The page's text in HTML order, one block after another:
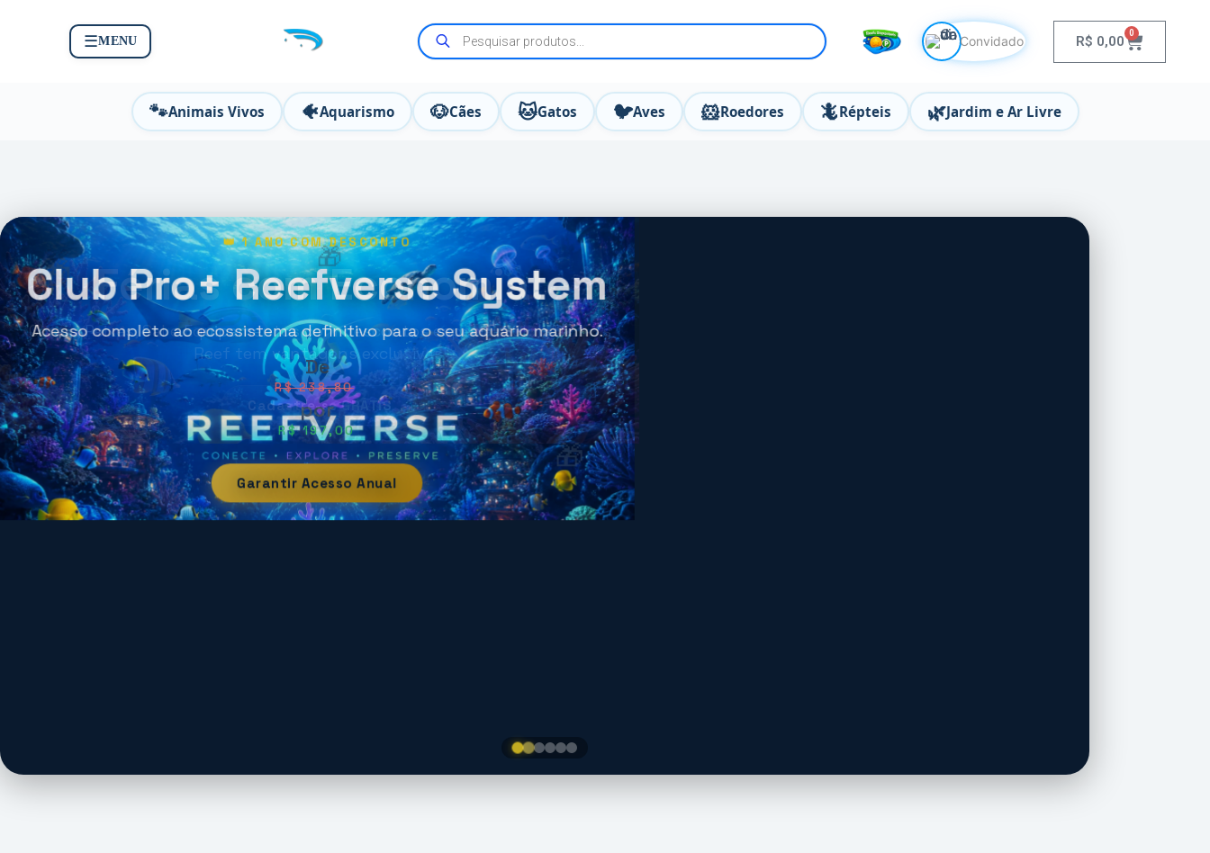
☰MENU Convidado R$ 0,00
0
🐾Animais Vivos 🐠Aquarismo 🐶Cães 🐱Gatos 🐦Aves 🐹Roedores 🦎Répteis 🌿Jardim e Ar Livre
R$ 238,80
R$ 197,00
🎁
🎁
🎁
🐠 FÉRIAS DE JULHO
Férias com Economia!
Corais, Peixes, Sal e Equipamentos com descontos especiais. Club Dinho's
Reef tem vantagens exclusivas!
Cadastre-se GRÁTIS